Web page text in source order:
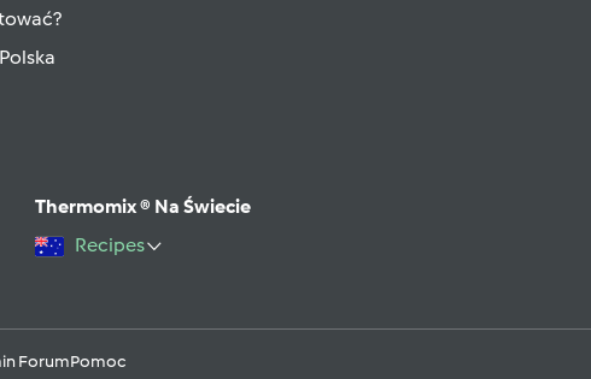
Thermomix ® Na Świecie
Recipes
ForumPomoc